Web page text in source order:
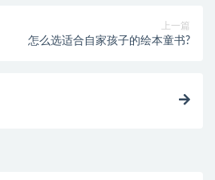
上一篇
怎么选适合自家孩子的绘本童书?